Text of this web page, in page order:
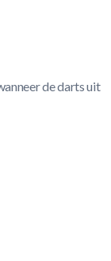
de darts uit